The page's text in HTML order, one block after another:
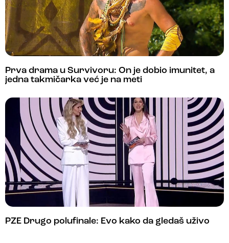
Prva drama u Survivoru: On je dobio imunitet, a
jedna takmičarka već je na meti
PZE Drugo polufinale: Evo kako da gledaš uživo